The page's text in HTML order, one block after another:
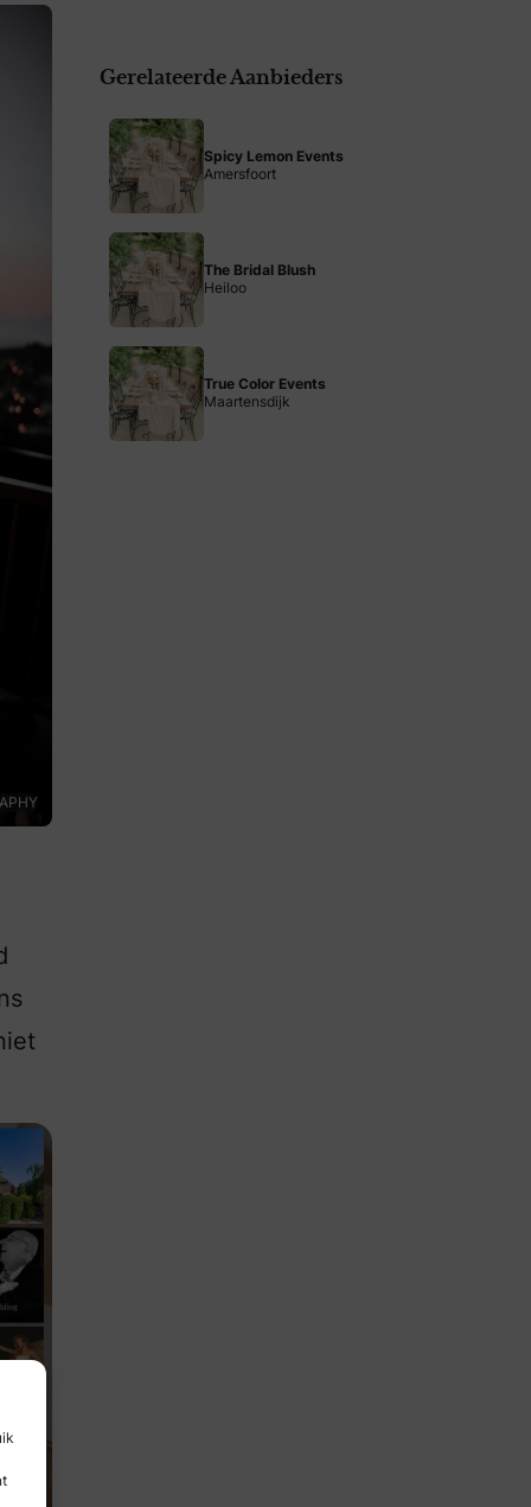
Gerelateerde Aanbieders
Spicy Lemon Events
Amersfoort
The Bridal Blush
Heiloo
True Color Events
Maartensdijk